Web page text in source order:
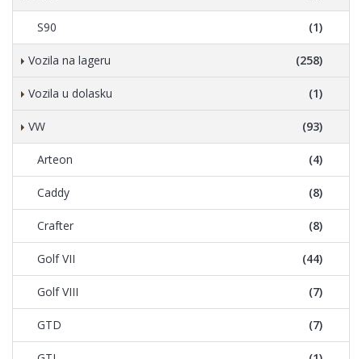
S90 (1)
Vozila na lageru (258)
Vozila u dolasku (1)
VW (93)
Arteon (4)
Caddy (8)
Crafter (8)
Golf VII (44)
Golf VIII (7)
GTD (7)